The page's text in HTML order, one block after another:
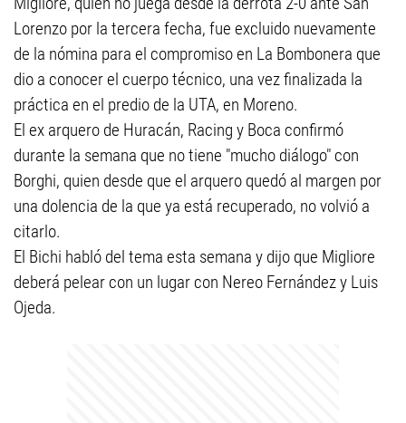
Lorenzo por la tercera fecha, fue excluido nuevamente
de la nómina para el compromiso en La Bombonera que
dio a conocer el cuerpo técnico, una vez finalizada la
práctica en el predio de la UTA, en Moreno.
El ex arquero de Huracán, Racing y Boca confirmó
durante la semana que no tiene "mucho diálogo" con
Borghi, quien desde que el arquero quedó al margen por
una dolencia de la que ya está recuperado, no volvió a
citarlo.
El Bichi habló del tema esta semana y dijo que Migliore
deberá pelear con un lugar con Nereo Fernández y Luis
Ojeda.